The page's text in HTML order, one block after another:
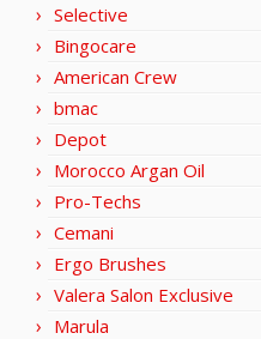
Selective
Bingocare
American Crew
bmac
Depot
Morocco Argan Oil
Pro-Techs
Cemani
Ergo Brushes
Valera Salon Exclusive
Marula